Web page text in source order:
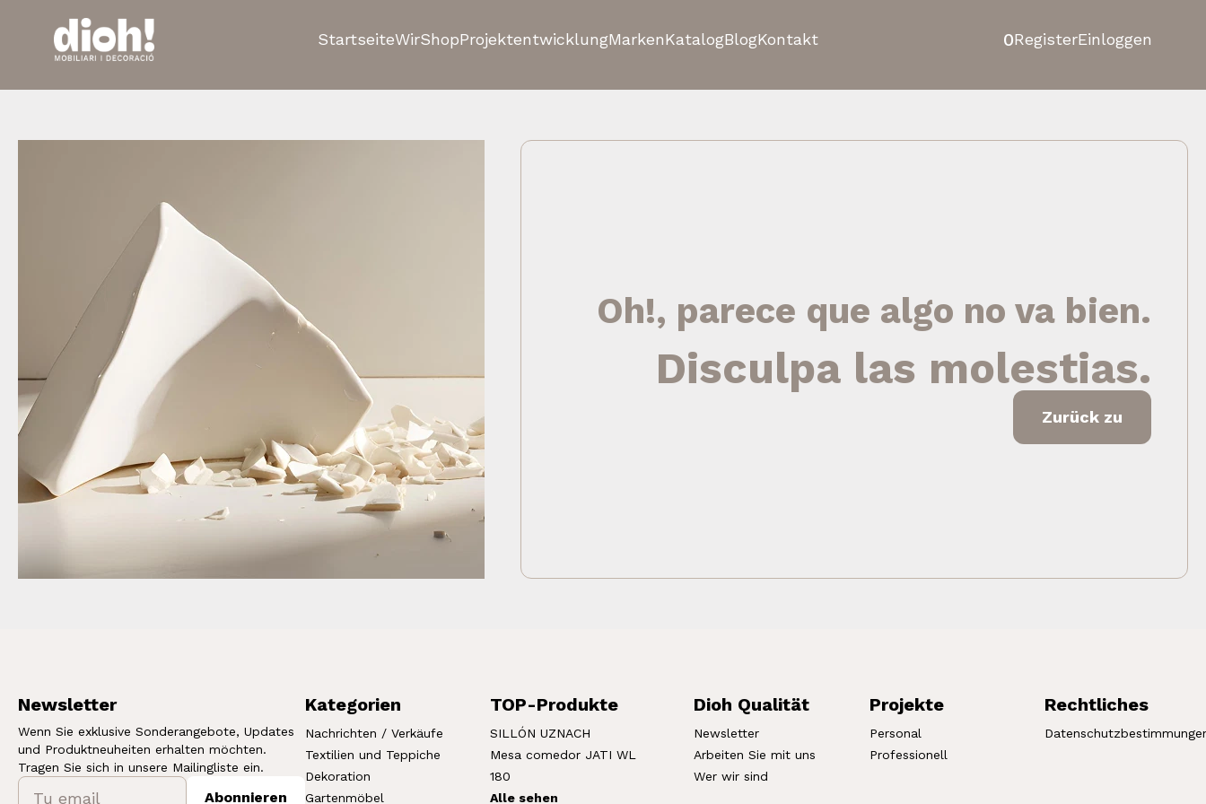
StartseiteWirShopProjektentwicklungMarkenKatalogBlogKontakt 0RegisterEinloggen
Oh!, parece que algo no va bien.
Disculpa las molestias.
Zurück zu
Newsletter
Wenn Sie exklusive Sonderangebote, Updates
und Produktneuheiten erhalten möchten.
Tragen Sie sich in unsere Mailingliste ein.
Abonnieren
Kategorien
Nachrichten / Verkäufe
Textilien und Teppiche
Dekoration
Gartenmöbel
TOP-Produkte
SILLÓN UZNACH
Mesa comedor JATI WL
180
Alle sehen
Dioh Qualität
Newsletter
Arbeiten Sie mit uns
Wer wir sind
Projekte
Personal
Professionell
Rechtliches